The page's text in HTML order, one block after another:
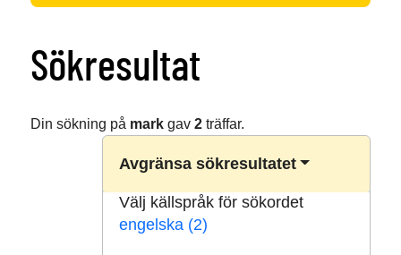
Sökresultat
Din sökning på markgav 2träffar.
Avgränsa sökresultatet
Välj källspråk för sökordet
engelska (2)